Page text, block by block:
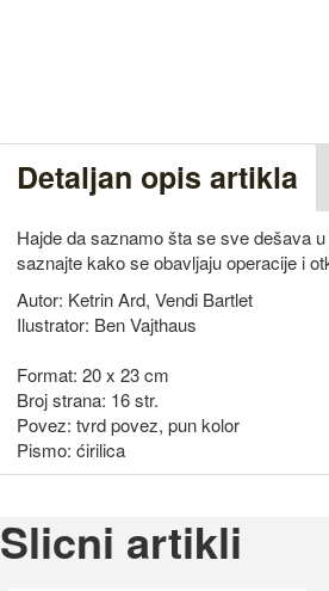
Detaljan opis artikla
Hajde da saznamo šta se sve dešava
saznajte kako se obavljaju operacije i
Autor: Ketrin Ard, Vendi Bartlet
Ilustrator: Ben Vajthaus
Format: 20 x 23 cm
Broj strana: 16 str.
Povez: tvrd povez, pun kolor
Pismo: ćirilica
Slicni artikli